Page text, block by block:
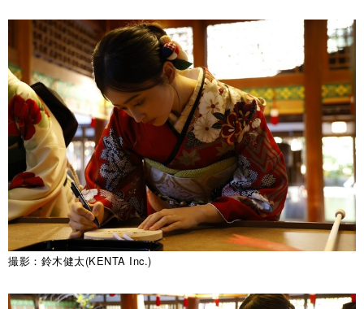
撮影：鈴木健太(KENTA Inc.)